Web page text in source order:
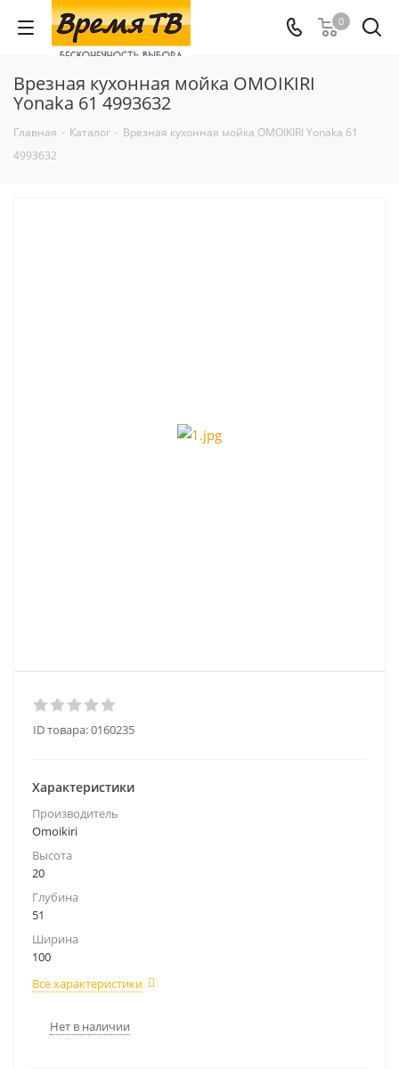
0
Врезная кухонная мойка OMOIKIRI
Yonaka 61 4993632
Главная - Каталог - Врезная кухонная мойка OMOIKIRI Yonaka 61
4993632
ID товара:0160235
Характеристики
Производитель
Omoikiri
Высота
20
Глубина
51
Ширина
100
Все характеристики
Нет в наличии